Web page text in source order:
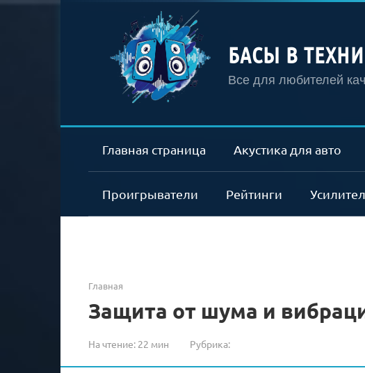
БАСЫ В
Все для любителей
Главная страница Акустика для авто
Проигрыватели Рейтинги
Главная
Защита от шума и
На чтение: 22 мин Рубрика: